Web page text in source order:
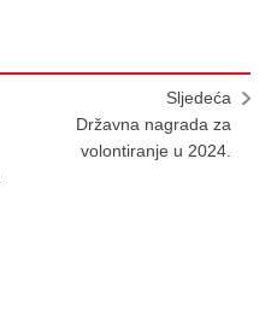
Sljedeća
Državna nagrada za
volontiranje u 2024.